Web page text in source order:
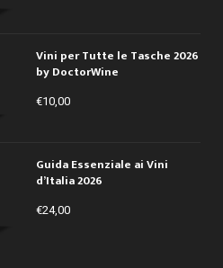
Vini per Tutte le Tasche 2026
by DoctorWine
€10,00
Guida Essenziale ai Vini
d’Italia 2026
€24,00